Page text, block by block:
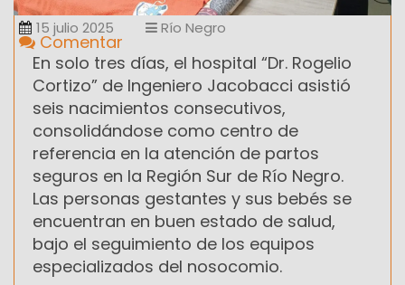
15 julio 2025 Río Negro
Comentar
En solo tres días, el hospital “Dr. Rogelio
Cortizo” de Ingeniero Jacobacci asistió
seis nacimientos consecutivos,
consolidándose como centro de
referencia en la atención de partos
seguros en la Región Sur de Río Negro.
Las personas gestantes y sus bebés se
encuentran en buen estado de salud,
bajo el seguimiento de los equipos
especializados del nosocomio.